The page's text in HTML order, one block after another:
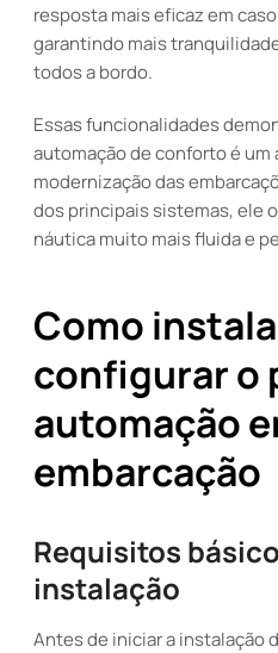
resposta mais eficaz em
garantindo mais
todos a bordo.
Essas funcionalidades
automação de conforto é um
modernização das
dos principais sistemas, ele
náutica muito mais fluida e
Como
configurar o
automação
embarcação
Requisitos
instalação
Antes de iniciar a instalação